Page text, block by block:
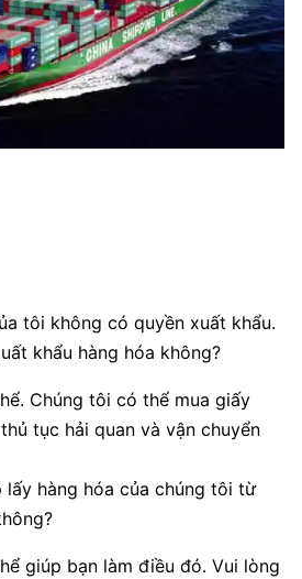
tôi không có quyền xuất khẩu.
khẩu hàng hóa không?
Chúng tôi có thể mua giấy
tục hải quan và vận chuyển
lấy hàng hóa của chúng tôi từ
giúp bạn làm điều đó. Vui lòng